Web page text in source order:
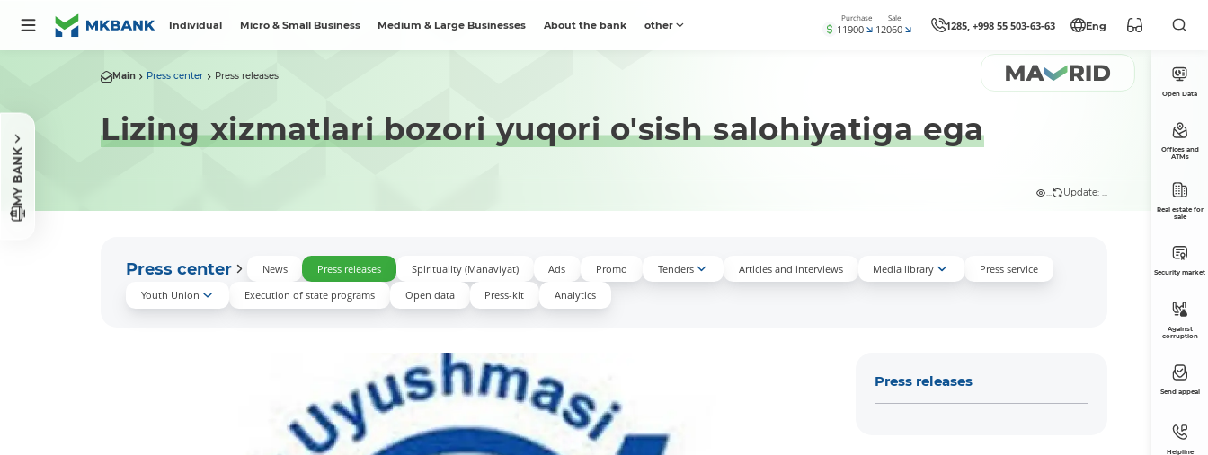
Individual Micro & Small Business Medium & Large Businesses About the bank other
Purchase
11900
Sale
12060 1285, +998 55 503-63-63 Eng
MY BANK
Main Press center Press releases
Lizing xizmatlari bozori yuqori o'sish salohiyatiga ega
... Update: ...
Press center News Press releases Spirituality (Manaviyat) Ads Promo Tenders Articles and interviews Media library
Press service
Youth Union
Execution of state programs Open data Press-kit Аnalytics
Press releases
Open Data
Offices and
ATMs
Real estate for
sale
Security market
Against
corruption
Send appeal
Helpline